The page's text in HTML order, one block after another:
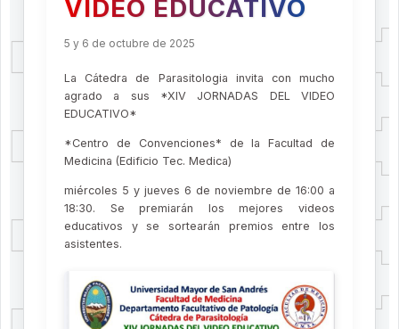
VIDEO EDUCATIVO
5 y 6 de octubre de 2025
La Cátedra de Parasitologia invita con mucho
agrado a sus *XIV JORNADAS DEL VIDEO
EDUCATIVO*
*Centro de Convenciones* de la Facultad de
Medicina (Edificio Tec. Medica)
miércoles 5 y jueves 6 de noviembre de 16:00 a
18:30. Se premiarán los mejores videos
educativos y se sortearán premios entre los
asistentes.